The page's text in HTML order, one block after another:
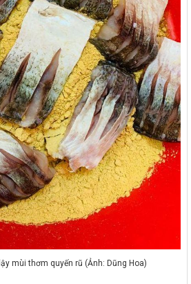
mùi thơm quyến rũ (Ảnh: Dũng Hoa)